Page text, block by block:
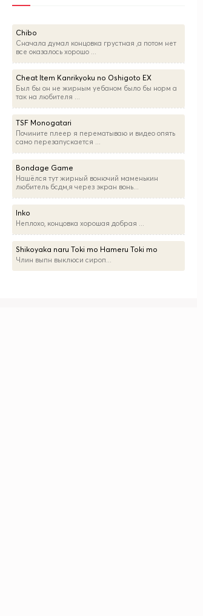
Chibo
Сначала думал концовка грустная ,а потом нет
все оказалось хорошо ...
Cheat Item Kanrikyoku no Oshigoto EX
Был бы он не жирным уебаном было бы норм а
так на любителя ...
TSF Monogatari
Почините плеер я перематываю и видео опять
само перезапускается ...
Bondage Game
Нашёлся тут жирный вонючий маменькин
любитель бсдм,я через экран вонь...
Inko
Неплохо, концовка хорошая добрая ...
Shikoyaka naru Toki mo Hameru Toki mo
Члин выпн выклюси сироп...